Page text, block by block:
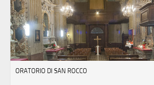
ORATORIO DI SAN ROCCO